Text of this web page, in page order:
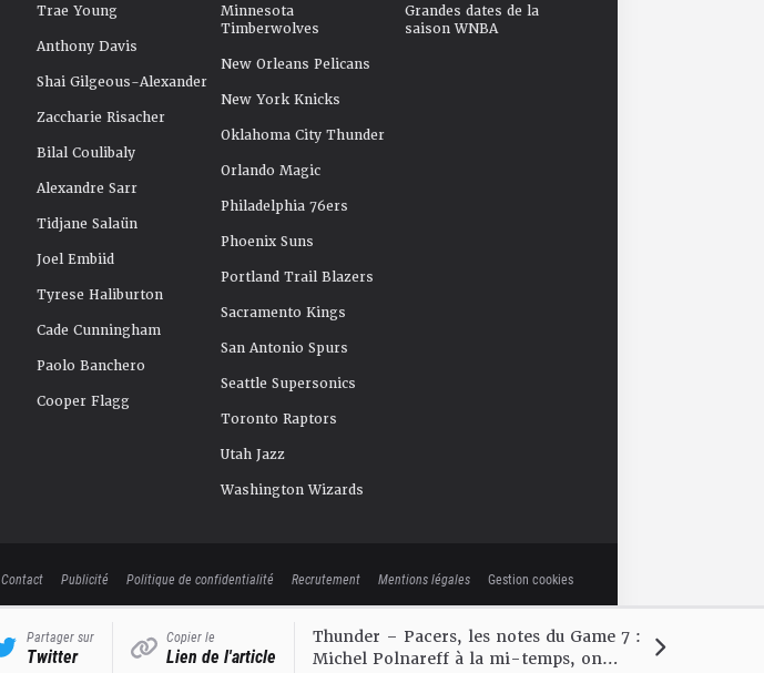
Trae Young
Anthony Davis
Shai Gilgeous-Alexander
Zaccharie Risacher
Bilal Coulibaly
Alexandre Sarr
Tidjane Salaün
Joel Embiid
Tyrese Haliburton
Cade Cunningham
Paolo Banchero
Cooper Flagg
Minnesota
Timberwolves
New Orleans Pelicans
New York Knicks
Oklahoma City Thunder
Orlando Magic
Philadelphia 76ers
Phoenix Suns
Portland Trail Blazers
Sacramento Kings
San Antonio Spurs
Seattle Supersonics
Toronto Raptors
Utah Jazz
Washington Wizards
Grandes dates de la
saison WNBA
Contact Publicité Politique de confidentialité Recrutement Mentions légales Gestion cookies
Partager sur
Twitter
Copier le
Lien de l'article
Thunder – Pacers, les notes du Game 7 :
Michel Polnareff à la mi-temps, on